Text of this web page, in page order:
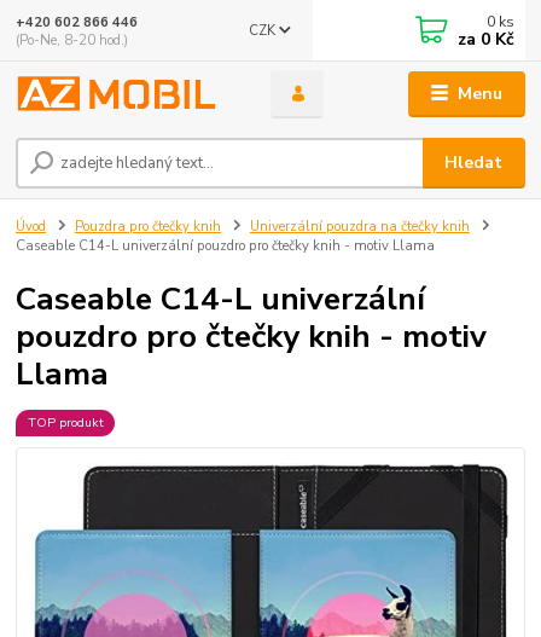
Menu
CZK
Hledat
+420 602 866 446
(Po-Ne, 8-20 hod.)
0 ks
za 0 Kč
Úvod Pouzdra pro čtečky knih
Univerzální pouzdra na čtečky knih
Caseable C14-L univerzální pouzdro pro čtečky knih - motiv Llama
Caseable C14-L univerzální
pouzdro pro čtečky knih - motiv
Llama
TOP produkt